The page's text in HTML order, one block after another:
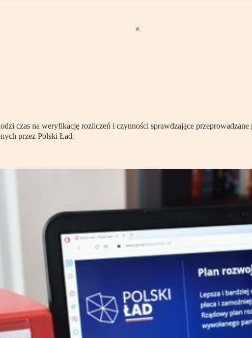
czas na weryfikację rozliczeń i czynności sprawdzające
przez Polski Ład.